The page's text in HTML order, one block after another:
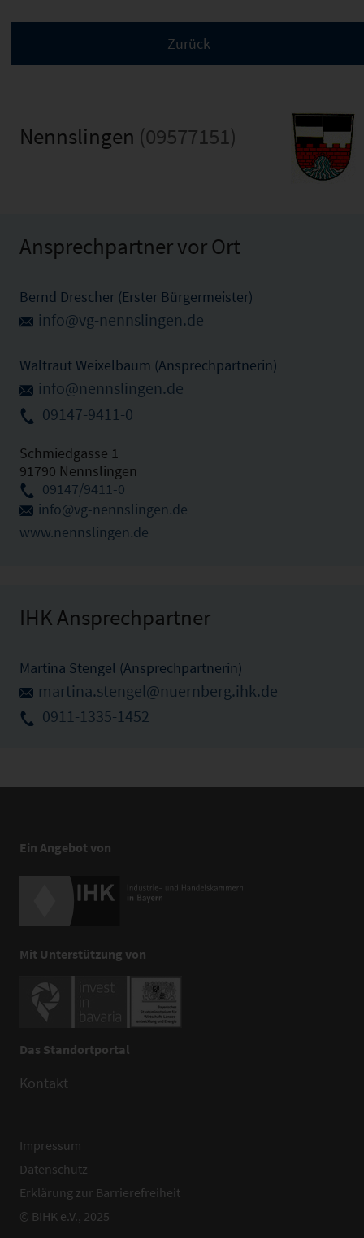
Nennslingen (09577151)
Ansprechpartner vor Ort
Bernd Drescher (Erster Bürgermeister)
info@vg-nennslingen.de
Waltraut Weixelbaum (Ansprechpartnerin)
info@nennslingen.de
09147-9411-0
Schmiedgasse 1
91790 Nennslingen
09147/9411-0
info@vg-nennslingen.de
www.nennslingen.de
IHK Ansprechpartner
Martina Stengel (Ansprechpartnerin)
martina.stengel@nuernberg.ihk.de
0911-1335-1452
Ein Angebot von
Mit Unterstützung von
Das Standortportal
Kontakt
Impressum
Datenschutz
Erklärung zur Barrierefreiheit
© BIHK e.V., 2025